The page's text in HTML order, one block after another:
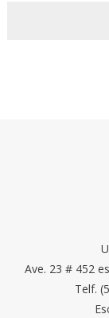
Ave. 23 # 452
Telf.